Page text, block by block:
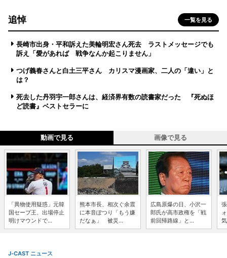
追悼 一覧を見る
長崎市出身・平和訴えた美輪明宏さん死去 ラストメッセージでも
訴え「愛があれば 戦争なんか起こりません」
つげ義春さんと白土三平さん カリスマ漫画家、二人の「違い」と
は？
死去した丹羽宇一郎さんは、経済界有数の読書家だった 『死ぬほ
ど読書』ベストセラーに
動画で見る 画像で見る
「異物使用疑惑」元韓
国セーブ王、出場停止
明けマウンドで...
熊本市長、相次ぐ余震
に本音ぽつり「もう嫌
だなぁ」 被災...
広島原爆の日、小沢一
郎氏が高市政権を「戦
前回帰路線」と...
J-CAST ニュース